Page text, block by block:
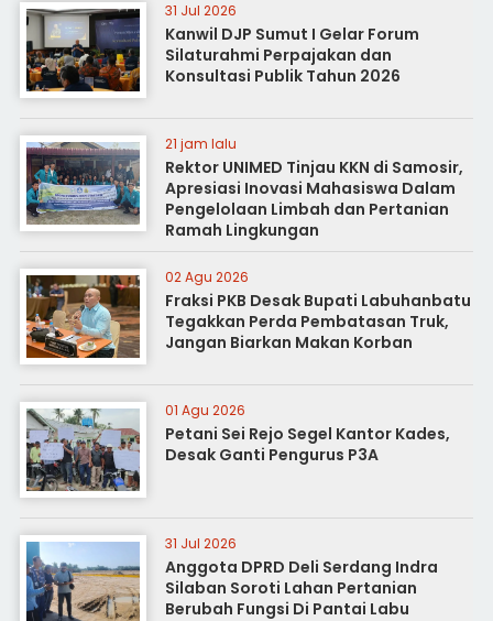
31 Jul 2026
Kanwil DJP Sumut I Gelar Forum
Silaturahmi Perpajakan dan
Konsultasi Publik Tahun 2026
21 jam lalu
Rektor UNIMED Tinjau KKN di Samosir,
Apresiasi Inovasi Mahasiswa Dalam
Pengelolaan Limbah dan Pertanian
Ramah Lingkungan
02 Agu 2026
Fraksi PKB Desak Bupati Labuhanbatu
Tegakkan Perda Pembatasan Truk,
Jangan Biarkan Makan Korban
01 Agu 2026
Petani Sei Rejo Segel Kantor Kades,
Desak Ganti Pengurus P3A
31 Jul 2026
Anggota DPRD Deli Serdang Indra
Silaban Soroti Lahan Pertanian
Berubah Fungsi Di Pantai Labu